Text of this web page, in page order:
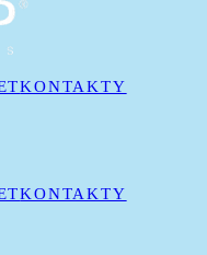
KONTAKTY
KONTAKTY